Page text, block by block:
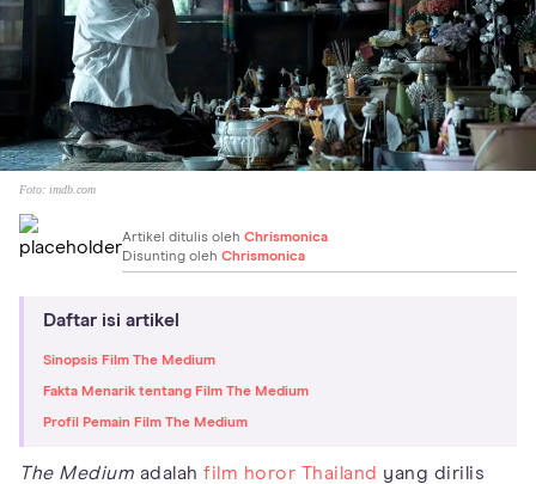
Foto: imdb.com
Artikel ditulis oleh Chrismonica
Disunting oleh Chrismonica
Daftar isi artikel
Sinopsis Film The Medium
Fakta Menarik tentang Film The Medium
Profil Pemain Film The Medium
The Medium adalah film horor Thailand yang dirilis